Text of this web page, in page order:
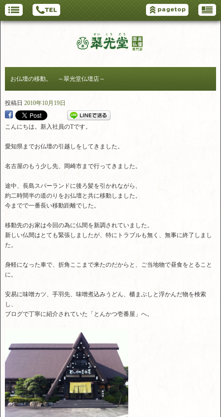
お仏壇の移動。 ～翠光堂仏壇店～
投稿日 2010年10月19日
こんにちは。新入社員のTです。
愛知県までお仏壇の引越しをしてきました。
名古屋のもう少し先、岡崎市まで行ってきました。
途中、長島スパーランドに後ろ髪を引かれながら、
約二時間半の道のりをお仏壇と共に移動しました。
今までで一番長い移動距離でした。
移動先のお家は今回の為に仏間を新調されていました。
新しい仏間はとても緊張しましたが、特にトラブルも無く、無事に終了しまし
た。
身軽になった車で、折角ここまで来たのだからと、ご当地物で昼食をとること
に。
安易に味噌カツ、手羽先、味噌煮込みうどん、櫃まぶしと浮かんだ物を検索
し、
ブログで丁寧に紹介されていた「とんかつ壱番屋」へ。